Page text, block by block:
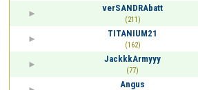
verSANDRAbatt
(211)
TITANIUM21
(162)
JackkkArmyyy
(77)
Angus